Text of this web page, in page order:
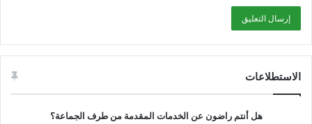
الاستطلاعات
هل أنتم راضون عن الخدمات المقدمة من طرف الجماعة؟